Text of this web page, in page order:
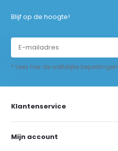
Blijf op de hoogte!
* Lees hier de wettelijke beperkingen
Klantenservice
Mijn account